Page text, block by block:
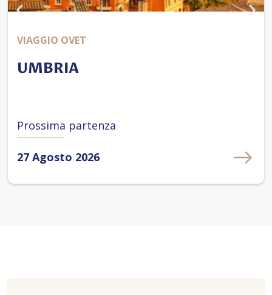
VIAGGIO OVET
UMBRIA
Prossima partenza
27 Agosto 2026